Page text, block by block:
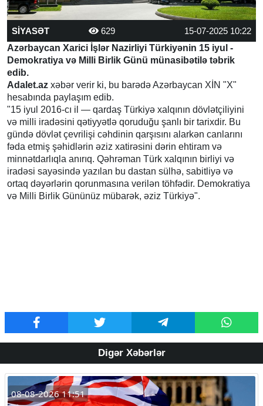
SİYASƏT 629
15-07-2025 10:22
Azərbaycan Xarici İşlər Nazirliyi Türkiyənin 15 iyul -
Demokratiya və Milli Birlik Günü münasibətilə təbrik
edib.
Adalet.az xəbər verir ki, bu barədə Azərbaycan XİN "X"
hesabında paylaşım edib.
"15 iyul 2016-cı il — qardaş Türkiyə xalqının dövlətçiliyini
və milli iradəsini qətiyyətlə qoruduğu şanlı bir tarixdir. Bu
gündə dövlət çevrilişi cəhdinin qarşısını alarkən canlarını
fəda etmiş şəhidlərin əziz xatirəsini dərin ehtiram və
minnətdarlıqla anırıq. Qəhrəman Türk xalqının birliyi və
iradəsi sayəsində yazılan bu dastan sülhə, sabitliyə və
ortaq dəyərlərin qorunmasına verilən töhfədir. Demokratiya
və Milli Birlik Gününüz mübarək, əziz Türkiyə".
Digər Xəbərlər
08-08-2026 11:51